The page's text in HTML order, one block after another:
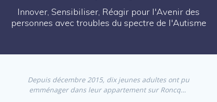
Innover, Sensibiliser, Réagir pour l'Avenir des
personnes avec troubles du spectre de l'Autisme
Depuis décembre 2015, dix jeunes adultes ont pu
emménager dans leur appartement sur Roncq…